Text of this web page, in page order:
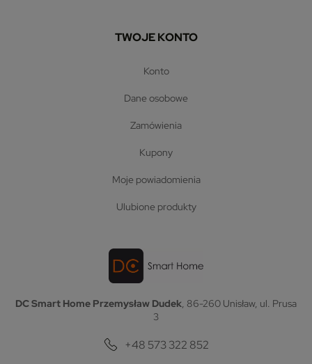
TWOJE KONTO
konto
dane osobowe
zamówienia
kupony
moje powiadomienia
ulubione produkty
DC Smart Home Przemysław Dudek, 86-260 Unisław, ul. Prusa
3
+48 573 322 852